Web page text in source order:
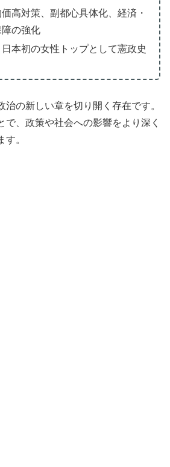
高対策、副都心具体化、経済・
の強化
本初の女性トップとして憲政史
治の新しい章を切り開く存在です。
で、政策や社会への影響をより深く
。